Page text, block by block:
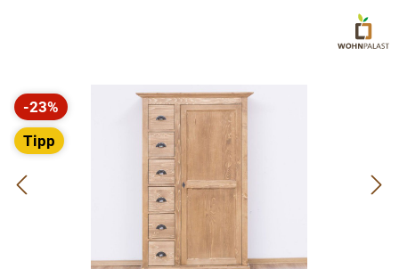
Bildergalerie überspringen
-23%
Rabatt
Tipp